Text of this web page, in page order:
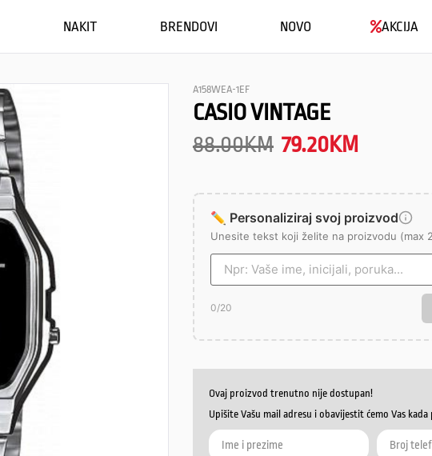
NAKIT BRENDOVI NOVO AKCIJA
A158WEA-1EF
CASIO VINTAGE
88.00KM 79.20KM
✏️ Personaliziraj svoj proizvod
Unesite tekst koji želite na proizvodu (max
0/20
Ovaj proizvod trenutno nije dostupan!
Upišite Vašu mail adresu i obavijestit ćemo Vas